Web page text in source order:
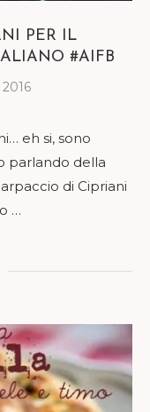
PER IL
#AIFB
eh si, sono
parlando della
di Cipriani
…